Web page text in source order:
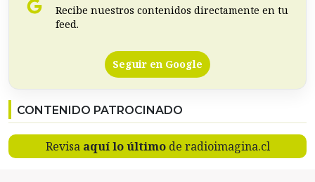
Recibe nuestros contenidos directamente en tu
feed.
Seguir en Google
CONTENIDO PATROCINADO
Revisa aquí lo últimode radioimagina.cl